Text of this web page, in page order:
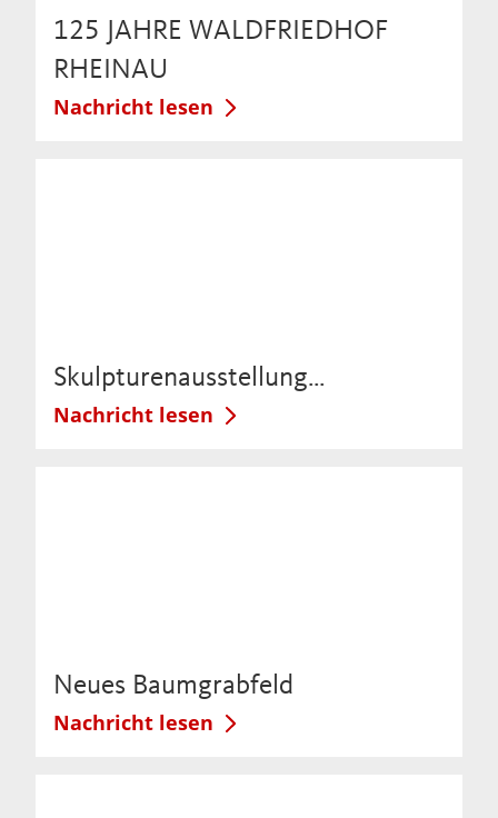
125 JAHRE WALDFRIEDHOF
RHEINAU
Nachricht lesen
Skulpturenausstellung…
Nachricht lesen
Neues Baumgrabfeld
Nachricht lesen